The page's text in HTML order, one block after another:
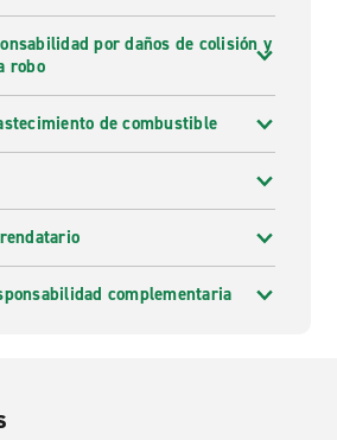
por daños de colisión y
robo
de combustible
complementaria